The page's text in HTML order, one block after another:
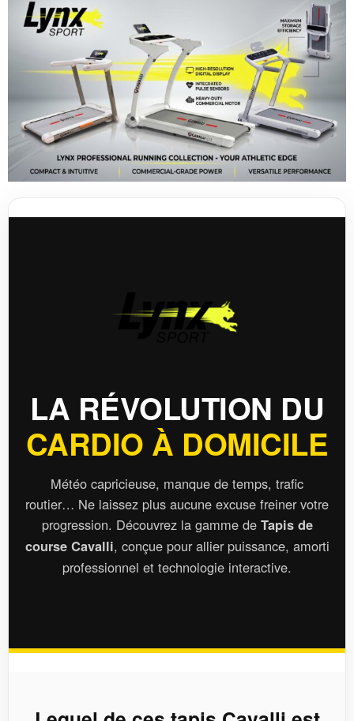
LA RÉVOLUTION DU
CARDIO À DOMICILE
Météo capricieuse, manque de temps, trafic
routier… Ne laissez plus aucune excuse freiner votre
progression. Découvrez la gamme de Tapis de
course Cavalli, conçue pour allier puissance, amorti
professionnel et technologie interactive.